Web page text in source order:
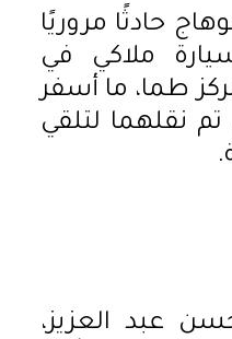
حادثًا مروريًا
ملاكي في
طما، ما أسفر
نقلهما لتلقي
عبد العزيز،